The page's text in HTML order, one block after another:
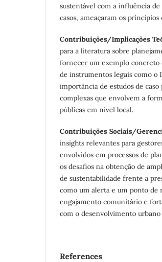
sustentável com a influência
casos, ameaçaram os
Contribuições/Implicações
para a literatura sobre
fornecer um exemplo concreto
de instrumentos legais como o
importância de estudos de
complexas que envolvem a
públicas em nível local.
Contribuições Sociais/
insights relevantes para
envolvidos em processos de
os desafios na obtenção de
de sustentabilidade frente a
como um alerta e um ponto de
engajamento comunitário e
com o desenvolvimento urbano
References